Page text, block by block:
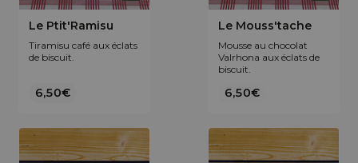
Le Ptit'Ramisu
Tiramisu café aux éclats
de biscuit.
6,50€
Le Mouss'tache
Mousse au chocolat
Valrhona aux éclats de
biscuit.
6,50€